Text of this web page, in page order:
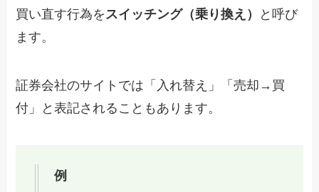
買い直す行為をスイッチング（乗り換え）
と呼び
ます。
証券会社のサイトでは「入れ替え」「売却→買
付」と表記されることもあります。
例